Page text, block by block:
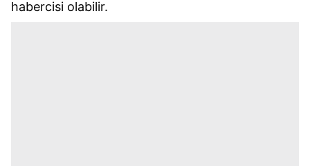
habercisi olabilir.